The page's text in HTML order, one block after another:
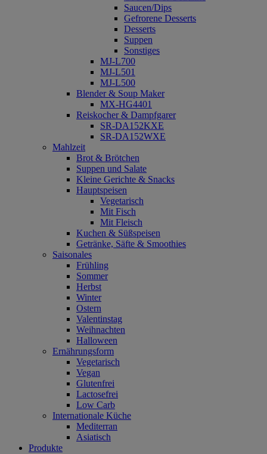
Saucen/Dips
Gefrorene Desserts
Desserts
Suppen
Sonstiges
MJ-L700
MJ-L501
MJ-L500
Blender & Soup Maker
MX-HG4401
Reiskocher & Dampfgarer
SR-DA152KXE
SR-DA152WXE
Mahlzeit
Brot & Brötchen
Suppen und Salate
Kleine Gerichte & Snacks
Hauptspeisen
Vegetarisch
Mit Fisch
Mit Fleisch
Kuchen & Süßspeisen
Getränke, Säfte & Smoothies
Saisonales
Frühling
Sommer
Herbst
Winter
Ostern
Valentinstag
Weihnachten
Halloween
Ernährungsform
Vegetarisch
Vegan
Glutenfrei
Lactosefrei
Low Carb
Internationale Küche
Mediterran
Asiatisch
Produkte